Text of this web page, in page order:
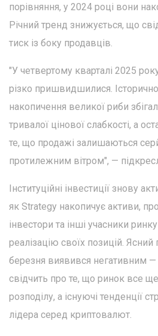
порівняння, у 2024 році вони
Річний тренд знижується, що
тиск із боку продавців.
"У четвертому кварталі 2025
різко пришвидшилися.
накопичення великої риби
тривалої цінової слабкості, а
те, що продажі залишаються
протилежним вітром", —
Інституційні інвестиції знову
як Strategy накопичує активи,
інвестори та інші учасники
реалізацію своїх позицій. Ясний
березня виявився негативним
свідчить про те, що ринок все
розподілу, а існуючі тенденції
лідера серед криптовалют.